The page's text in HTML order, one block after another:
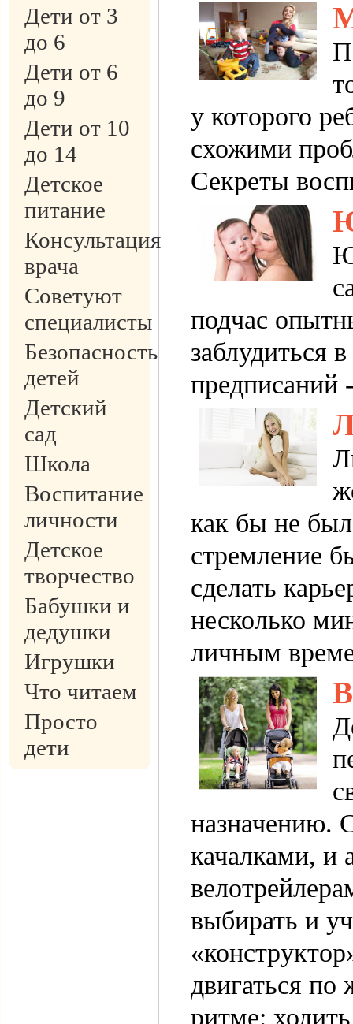
Дети от 3
до 6
Дети от 6
до 9
Дети от 10
до 14
Детское
питание
Консультация
врача
Советуют
специалисты
Безопасность
детей
Детский
сад
Школа
Воспитание
личности
Детское
творчество
Бабушки и
дедушки
Игрушки
Что читаем
Просто
дети
у которого
схожими
Секреты
подчас
заблудиться
предписаний
как бы не
стремление
сделать
несколько
личным
назначению.
качалками, и
выбирать и
двигаться
ритме: